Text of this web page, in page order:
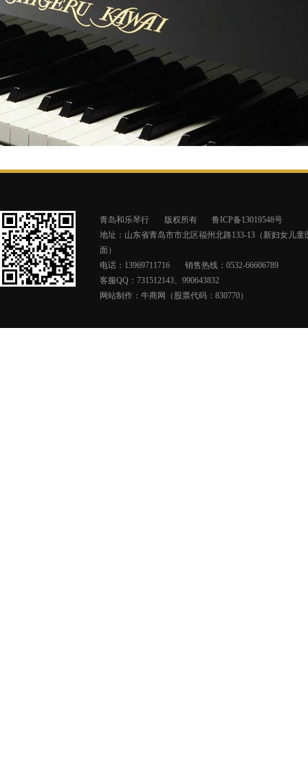
青岛和乐琴行 版权所有
鲁ICP备13019548号
地址：山东省青岛市市北区福州北路133-13（新妇女儿童
面）
电话：13969711716
销售热线：0532-66606789
客服QQ：731512143、990643832
网站制作： 牛商网（股票代码：830770）